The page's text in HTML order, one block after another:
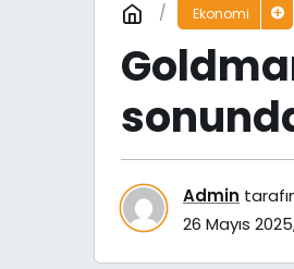
Ekonomi
Admin
26 Mayıs